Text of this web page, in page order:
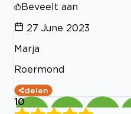
Beveelt aan
27 June 2023
Marja
Roermond
delen
10